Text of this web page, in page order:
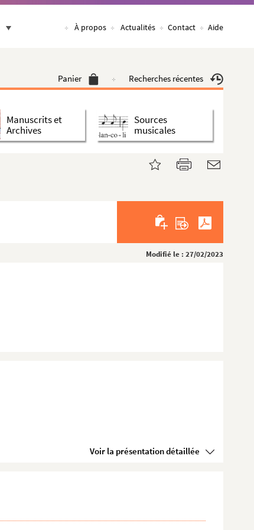
À propos Actualités Contact Aide
Panier Recherches récentes
Manuscrits et
Archives
Sources
musicales
Modifié le : 27/02/2023
Voir la présentation détaillée